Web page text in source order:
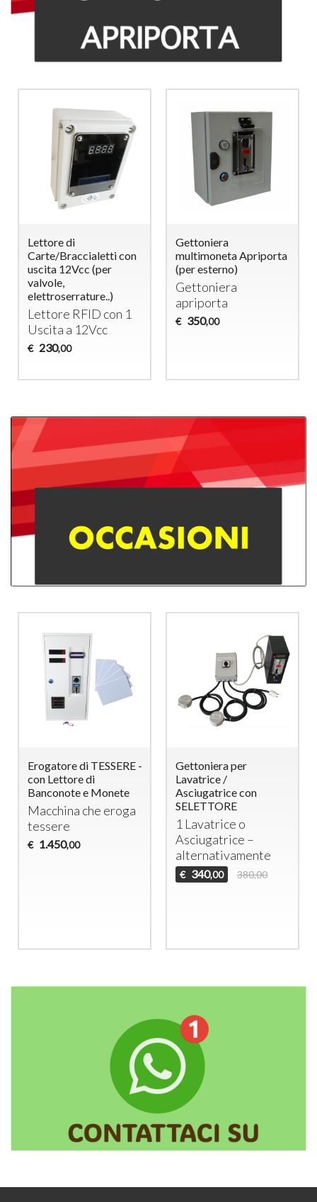
Lettore di
Carte/Braccialetti con
uscita 12Vcc (per
valvole,
elettroserrature..)
Lettore RFID con 1
Uscita a 12Vcc
€ 230,00
Gettoniera
multimoneta Apriporta
(per esterno)
Gettoniera
apriporta
€ 350,00
Erogatore di TESSERE -
con Lettore di
Banconote e Monete
Macchina che eroga
tessere
€ 1.450,00
Gettoniera per
Lavatrice /
Asciugatrice con
SELETTORE
1 Lavatrice o
Asciugatrice –
alternativamente
€ 340,00 380,00